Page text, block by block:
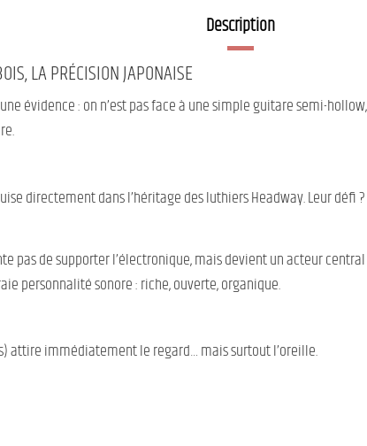
Description
LA PRÉCISION JAPONAISE
une évidence : on n’est pas face à une simple guitare semi-
directement dans l’héritage des luthiers Headway. Leur
pas de supporter l’électronique, mais devient un acteur
personnalité sonore : riche, ouverte, organique.
attire immédiatement le regard… mais surtout l’oreille.